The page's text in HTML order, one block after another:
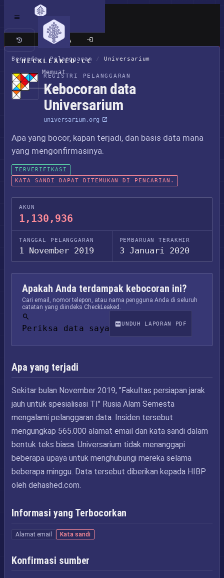
CHECKLEAKED.CC
Memuat
Situs klasik
Beranda / Pelanggaran / Universarium
REGISTRI PELANGGARAN
Kebocoran data
Universarium
universarium.org
Apa yang bocor, kapan terjadi, dan basis data mana
yang mengonfirmasinya.
TERVERIFIKASI
KATA SANDI DAPAT DITEMUKAN DI PENCARIAN.
AKUN
1,130,936
TANGGAL PELANGGARAN
1 November 2019
PEMBARUAN TERAKHIR
3 Januari 2020
Apakah Anda terdampak kebocoran ini?
Cari email, nomor telepon, atau nama pengguna Anda di seluruh
catatan yang diindeks CheckLeaked.
Periksa data saya UNDUH LAPORAN PDF
Apa yang terjadi
Sekitar bulan November 2019, "Fakultas persiapan jarak
jauh untuk spesialisasi TI" Rusia Alam Semesta
mengalami pelanggaran data. Insiden tersebut
mengungkap 565.000 alamat email dan kata sandi dalam
bentuk teks biasa. Universarium tidak menanggapi
beberapa upaya untuk menghubungi mereka selama
beberapa minggu. Data tersebut diberikan kepada HIBP
oleh dehashed.com.
Informasi yang Terbocorkan
Alamat email Kata sandi
Konfirmasi sumber